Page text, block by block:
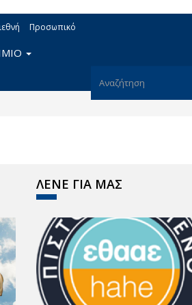
Προσωπικό
Φόρμα
ΛΕΝΕ ΓΙΑ ΜΑΣ